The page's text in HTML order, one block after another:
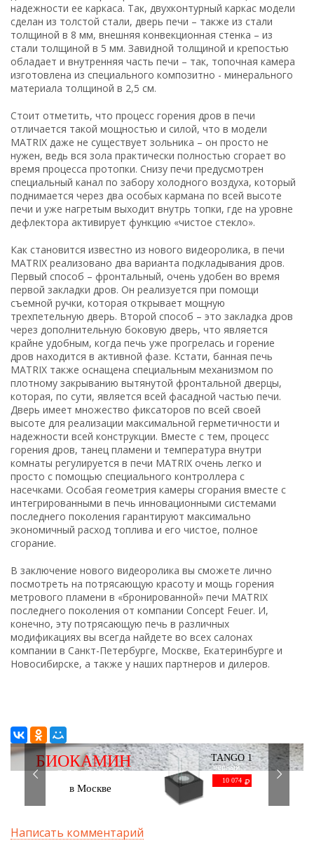
надежности ее каркаса. Так, двухконтурный каркас модели
сделан из толстой стали, дверь печи – также из стали
толщиной в 8 мм, внешняя конвекционная стенка – из
стали толщиной в 5 мм. Завидной толщиной и крепостью
обладает и внутренняя часть печи – так, топочная камера
изготовлена из специального композитно - минерального
материала толщиной в 2,5 см.
Стоит отметить, что процесс горения дров в печи
отличается такой мощностью и силой, что в модели
MATRIX даже не существует зольника – он просто не
нужен, ведь вся зола практически полностью сгорает во
время процесса протопки. Снизу печи предусмотрен
специальный канал по забору холодного воздуха, который
поднимается через два особых кармана по всей высоте
печи и уже нагретым выходит внутрь топки, где на уровне
дефлектора активирует функцию «чистое стекло».
Как становится известно из нового видеоролика, в печи
MATRIX реализовано два варианта подкладывания дров.
Первый способ – фронтальный, очень удобен во время
первой закладки дров. Он реализуется при помощи
съемной ручки, которая открывает мощную
трехпетельную дверь. Второй способ – это закладка дров
через дополнительную боковую дверь, что является
крайне удобным, когда печь уже прогрелась и горение
дров находится в активной фазе. Кстати, банная печь
MATRIX также оснащена специальным механизмом по
плотному закрыванию вытянутой фронтальной дверцы,
которая, по сути, является всей фасадной частью печи.
Дверь имеет множество фиксаторов по всей своей
высоте для реализации максимальной герметичности и
надежности всей конструкции. Вместе с тем, процесс
горения дров, танец пламени и температура внутри
комнаты регулируется в печи MATRIX очень легко и
просто с помощью специального контроллера с
насечками. Особая геометрия камеры сгорания вместе с
интегрированными в печь инновационными системами
последнего поколения гарантируют максимально
экономичный расход топлива и его чистое, полное
сгорание.
В заключение нового видеоролика вы сможете лично
посмотреть на потрясающую красоту и мощь горения
метрового пламени в «бронированной» печи MATRIX
последнего поколения от компании Concept Feuer. И,
конечно, эту потрясающую печь в различных
модификациях вы всегда найдете во всех салонах
компании в Санкт-Петербурге, Москве, Екатеринбурге и
Новосибирске, а также у наших партнеров и дилеров.
БИОКАМИН
в Москве
С ДОСТАВКОЙ
TANGO 1
черный
10 074
Написать комментарий